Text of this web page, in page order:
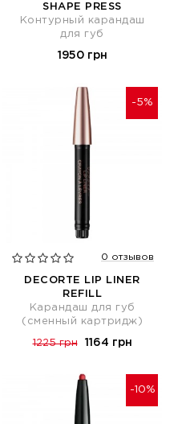
SHAPE PRESS
Контурный карандаш
для губ
1950 грн
-5%
0 отзывов
DECORTE LIP LINER
REFILL
Карандаш для губ
(сменный картридж)
1225 грн 1164 грн
-10%